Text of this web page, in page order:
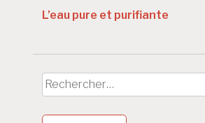
L’eau pure et purifiante
Rechercher :